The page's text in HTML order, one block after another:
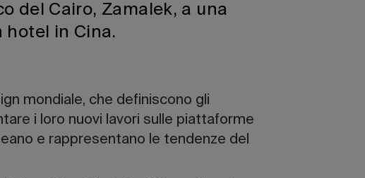
del Cairo, Zamalek, a una
hotel in Cina.
mondiale, che definiscono gli
i loro nuovi lavori sulle piattaforme
e rappresentano le tendenze del